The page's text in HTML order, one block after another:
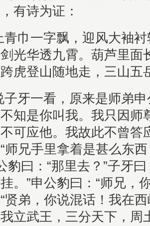
有诗为证：
青巾一字飘，迎风大袖
光华透九霄。葫芦里面
虎登山随地走，三山五
子牙一看，原来是师弟
知是你叫我。我只因师
可应他。我故此不曾答
师兄手里拿着是甚么东西
豹曰：“那里去？”子牙
。”申公豹曰：“师兄，
贤弟，你说混话！我在
立武王，三分天下，周